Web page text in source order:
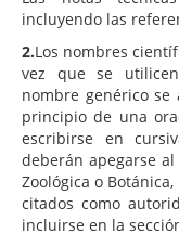
incluyendo las
2.Los nombres
vez que se
nombre genérico se
principio de una
escribirse en
deberán apegarse
Zoológica o
citados como
incluirse en la